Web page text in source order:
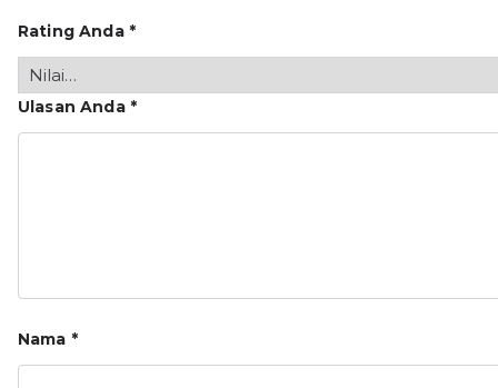
Rating Anda *
Ulasan Anda *
Nama *